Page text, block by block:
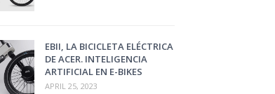
EBII, LA BICICLETA ELÉCTRICA
DE ACER. INTELIGENCIA
ARTIFICIAL EN E-BIKES
APRIL 25, 2023